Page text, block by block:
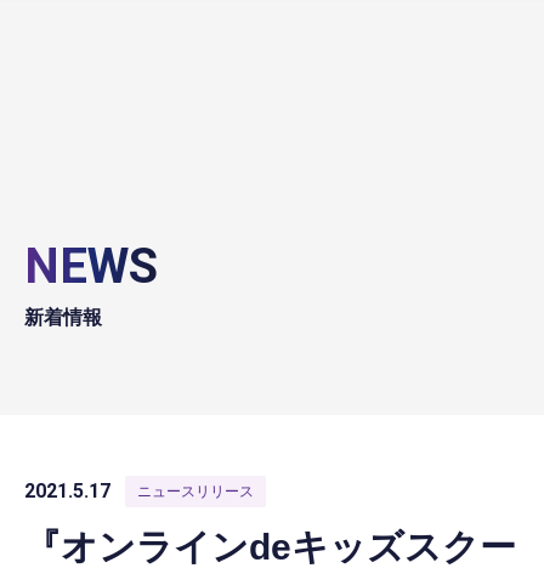
NEWS
新着情報
2021.5.17 ニュースリリース
『オンラインdeキッズスクー